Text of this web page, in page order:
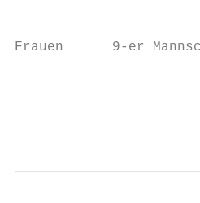
Frauen      9-er